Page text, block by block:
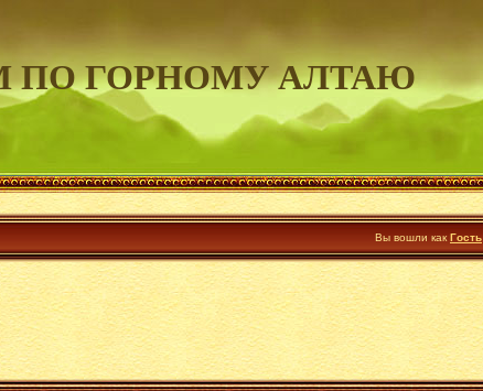
ПО ГОРНОМУ АЛТАЮ
Вы вошли как Гость